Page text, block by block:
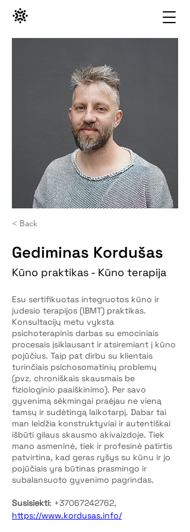
< Back
Gediminas Kordušas
Kūno praktikas - Kūno terapija
Esu sertifikuotas integruotos kūno ir
judesio terapijos (IBMT) praktikas.
Konsultacijų metu vyksta
psichoterapinis darbas su emociniais
procesais įsiklausant ir atsiremiant į kūno
pojūčius. Taip pat dirbu su klientais
turinčiais psichosomatinių problemų
(pvz. chroniškais skausmais be
fiziologinio paaiškinimo). Per savo
gyvenimą sėkmingai praėjau ne vieną
tamsų ir sudėtingą laikotarpį. Dabar tai
man leidžia konstruktyviai ir autentiškai
išbūti gilaus skausmo akivaizdoje. Tiek
mano asmeninė, tiek ir profesinė patirtis
patvirtina, kad geras ryšys su kūnu ir jo
pojūčiais yra būtinas prasmingo ir
subalansuoto gyvenimo pagrindas.
Susisiekti: +37067242762,
https://www.kordusas.info/